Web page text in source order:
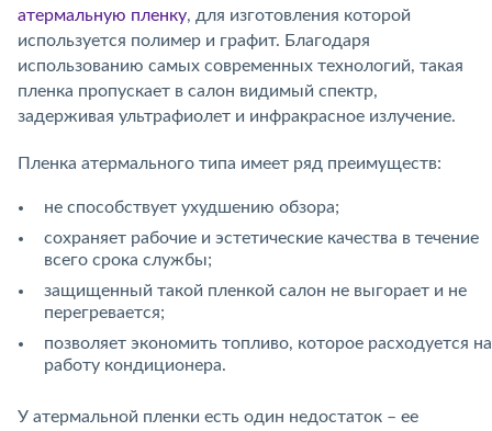
атермальную пленку, для изготовления которой
используется полимер и графит. Благодаря
использованию самых современных технологий, такая
пленка пропускает в салон видимый спектр,
задерживая ультрафиолет и инфракрасное излучение.
Пленка атермального типа имеет ряд преимуществ:
не способствует ухудшению обзора;
сохраняет рабочие и эстетические качества в течение
всего срока службы;
защищенный такой пленкой салон не выгорает и не
перегревается;
позволяет экономить топливо, которое расходуется на
работу кондиционера.
У атермальной пленки есть один недостаток – ее